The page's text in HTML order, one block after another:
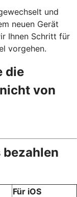
und
neuen Gerät
Ihnen Schritt für
vorgehen.
die
von
Für iOS